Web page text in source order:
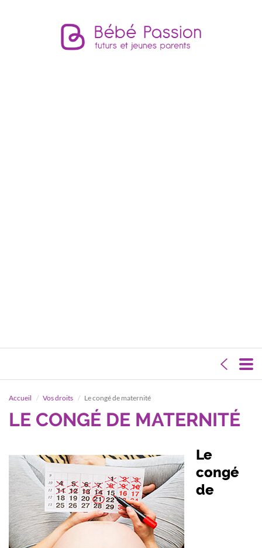
Accueil Vos droits Le congé de maternité
LE CONGÉ DE MATERNITÉ
Le
congé
de